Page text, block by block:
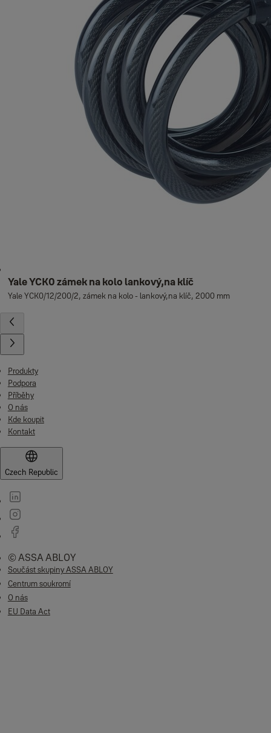
Yale YCK0 zámek na kolo lankový,na klíč
Yale YCK0/12/200/2, zámek na kolo - lankový,na klíč, 2000 mm
Produkty
Podpora
Příběhy
O nás
Kde koupit
Kontakt
Czech Republic
© ASSA ABLOY
Součást skupiny ASSA ABLOY
Centrum soukromí
O nás
EU Data Act